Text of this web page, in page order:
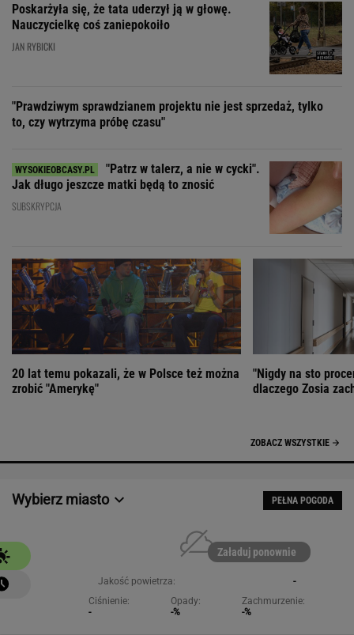
Poskarżyła się, że tata uderzył ją w głowę.
Nauczycielkę coś zaniepokoiło
JAN RYBICKI
"Prawdziwym sprawdzianem projektu nie jest sprzedaż, tylko
to, czy wytrzyma próbę czasu"
"Patrz w talerz, a nie w cycki".
Jak długo jeszcze matki będą to znosić
SUBSKRYPCJA
20 lat temu pokazali, że w Polsce też można
zrobić "Amerykę"
"Nigdy na sto
dlaczego Zosia
ZOBACZ WSZYSTKIE
Wybierz miasto PEŁNA POGODA
Załaduj ponownie
Jakość powietrza:
-
Ciśnienie:
-
Opady:
-%
Zachmurzenie:
-%